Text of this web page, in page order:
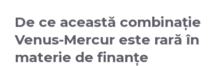
De ce această combinație
Venus-Mercur este rară în
materie de finanțe